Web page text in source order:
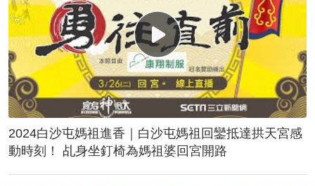
2024白沙屯媽祖進香｜白沙屯媽祖回鑾抵達拱天宮感
動時刻！ 乩身坐釘椅為媽祖婆回宮開路